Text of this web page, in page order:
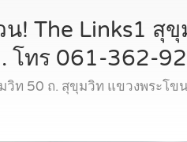
! The Links1 สุขุ
โทร 061-362-
วิท 50 ถ. สุขุมวิท แขวงพระโข